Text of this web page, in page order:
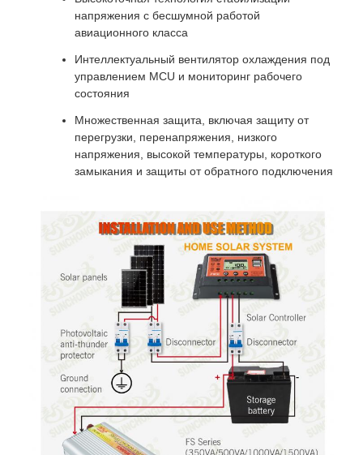
напряжения с бесшумной работой
авиационного класса
Интеллектуальный вентилятор охлаждения под
управлением MCU и мониторинг рабочего
состояния
Множественная защита, включая защиту от
перегрузки, перенапряжения, низкого
напряжения, высокой температуры, короткого
замыкания и защиты от обратного подключения